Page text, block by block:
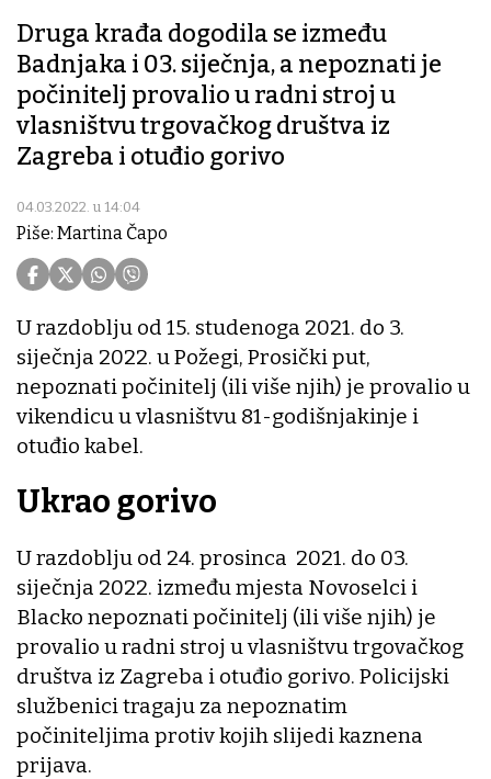
Druga krađa dogodila se između
Badnjaka i 03. siječnja, a nepoznati je
počinitelj provalio u radni stroj u
vlasništvu trgovačkog društva iz
Zagreba i otuđio gorivo
04.03.2022. u 14:04
Piše: Martina Čapo
U razdoblju od 15. studenoga 2021. do 3.
siječnja 2022. u Požegi, Prosički put,
nepoznati počinitelj (ili više njih) je provalio u
vikendicu u vlasništvu 81-godišnjakinje i
otuđio kabel.
Ukrao gorivo
U razdoblju od 24. prosinca 2021. do 03.
siječnja 2022. između mjesta Novoselci i
Blacko nepoznati počinitelj (ili više njih) je
provalio u radni stroj u vlasništvu trgovačkog
društva iz Zagreba i otuđio gorivo. Policijski
službenici tragaju za nepoznatim
počiniteljima protiv kojih slijedi kaznena
prijava.